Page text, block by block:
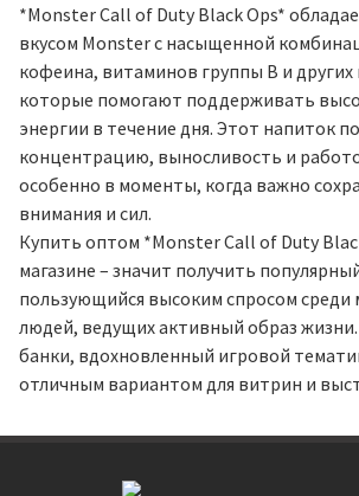
*Monster Call of Duty Black Ops*
вкусом Monster с насыщенной
кофеина, витаминов группы B и
которые помогают поддерживать
энергии в течение дня. Этот напиток
концентрацию, выносливость и
особенно в моменты, когда важно
внимания и сил.
Купить оптом *Monster Call of Duty
магазине – значит получить
пользующийся высоким спросом среди
людей, ведущих активный образ
банки, вдохновленный игровой
отличным вариантом для витрин и